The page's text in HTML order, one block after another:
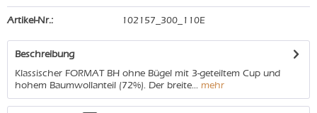
Artikel-Nr.: 102157_300_110E
Beschreibung
Klassischer FORMAT BH ohne Bügel mit 3-geteiltem Cup und
hohem Baumwollanteil (72%). Der breite... mehr